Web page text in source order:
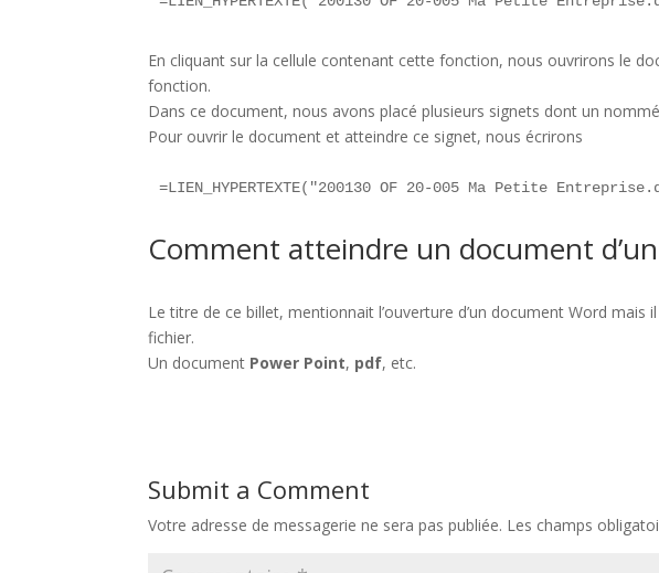
En cliquant sur la cellule contenant cette fonction, nous ouvrirons le
fonction.
Dans ce document, nous avons placé plusieurs signets dont un nommé
Pour ouvrir le document et atteindre ce signet, nous écrirons
=LIEN_HYPERTEXTE("200130 OF 20-005 Ma Petite
Comment atteindre un document
Le titre de ce billet, mentionnait l’ouverture d’un document Word mais
fichier.
Un document Power Point, pdf, etc.
Submit a Comment
Votre adresse de messagerie ne sera pas publiée. Les champs